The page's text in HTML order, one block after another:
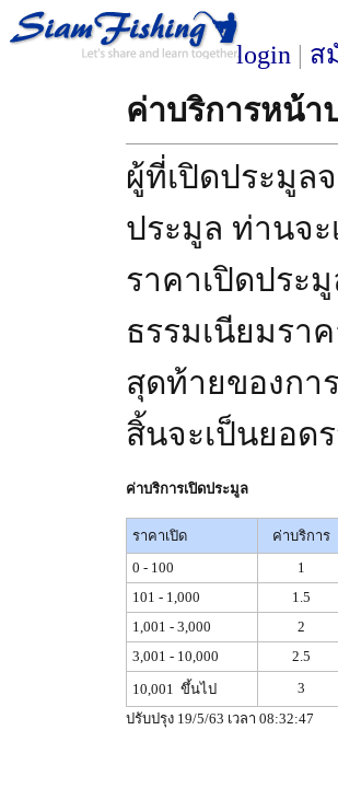
login | ส
ค่าบริการหน้า
ผู้ที่เปิดประมูล
ประมูล ท่านจ
ราคาเปิดประ
ธรรมเนียมรา
สุดท้ายของกา
สิ้นจะเป็นยอด
ค่าบริการเปิดประมูล
ราคาเปิด
ค่าบริการ
0 - 100
1
101 - 1,000
1.5
1,001 - 3,000
2
3,001 - 10,000
2.5
10,001 ขึ้นไป
3
ปรับปรุง 19/5/63 เวลา 08:32:47